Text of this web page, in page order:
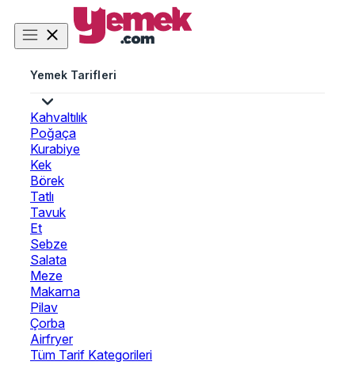
Yemek Tarifleri
Kahvaltılık
Poğaça
Kurabiye
Kek
Börek
Tatlı
Tavuk
Et
Sebze
Salata
Meze
Makarna
Pilav
Çorba
Airfryer
Tüm Tarif Kategorileri